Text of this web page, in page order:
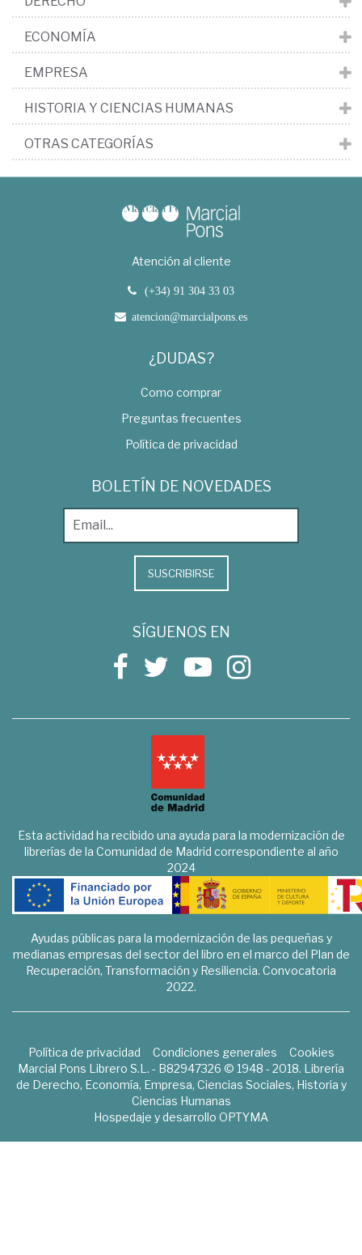
ECONOMÍA
EMPRESA
HISTORIA Y CIENCIAS HUMANAS
OTRAS CATEGORÍAS
Atención al cliente
(+34) 91 304 33 03
atencion@marcialpons.es
¿DUDAS?
Como comprar
Preguntas frecuentes
Política de privacidad
BOLETÍN DE NOVEDADES
SUSCRIBIRSE
SÍGUENOS EN
Esta actividad ha recibido una ayuda para la modernización de
librerías de la Comunidad de Madrid correspondiente al año
2024
Ayudas públicas para la modernización de las pequeñas y
medianas empresas del sector del libro en el marco del Plan de
Recuperación, Transformación y Resiliencia. Convocatoria
2022.
Política de privacidad Condiciones generales
Cookies
Marcial Pons Librero S.L. - B82947326 © 1948 - 2018. Librería
de Derecho, Economía, Empresa, Ciencias Sociales, Historia y
Ciencias Humanas
Hospedaje y desarrollo OPTYMA